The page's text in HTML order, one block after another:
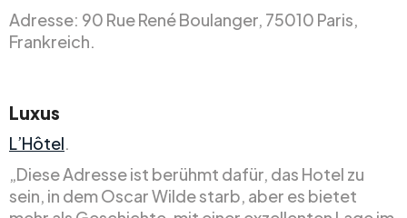
Adresse: 90 Rue René Boulanger, 75010 Paris,
Frankreich.
Luxus
L’Hôtel.
„Diese Adresse ist berühmt dafür, das Hotel zu
sein, in dem Oscar Wilde starb, aber es bietet